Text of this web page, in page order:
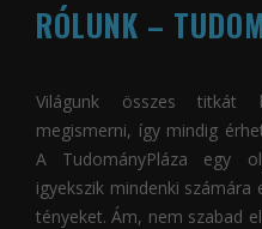
RÓLUNK –
Világunk összes titkát
megismerni, így mindig
A TudományPláza egy
igyekszik mindenki
tényeket. Ám, nem szabad